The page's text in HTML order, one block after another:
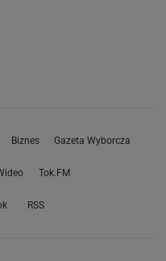
Biznes Gazeta Wyborcza
Tok.FM
RSS